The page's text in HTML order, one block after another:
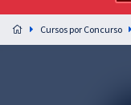
Preparação completa e
residências em saúde do
Cursos por Concurso